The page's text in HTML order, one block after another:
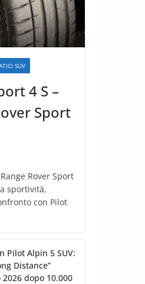
SUV
4 S –
Sport
Rover Sport
sportività,
con Pilot
Pilot Alpin 5 SUV:
Distance”
dopo 10.000